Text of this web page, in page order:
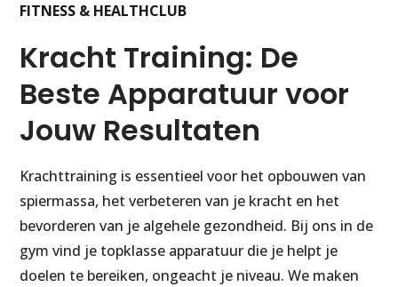
FITNESS & HEALTHCLUB
Kracht Training: De
Beste Apparatuur voor
Jouw Resultaten
Krachttraining is essentieel voor het opbouwen van
spiermassa, het verbeteren van je kracht en het
bevorderen van je algehele gezondheid. Bij ons in de
gym vind je topklasse apparatuur die je helpt je
doelen te bereiken, ongeacht je niveau. We maken